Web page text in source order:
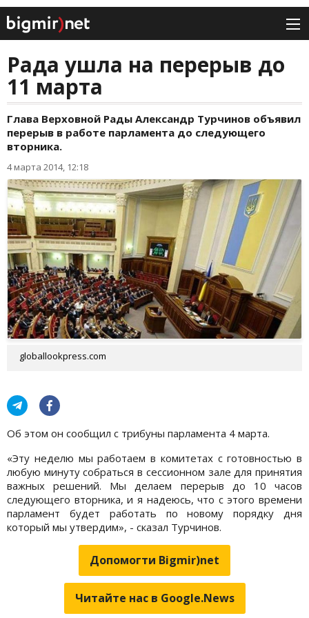
Рада ушла на перерыв до
11 марта
Глава Верховной Рады Александр Турчинов объявил
перерыв в работе парламента до следующего
вторника.
4 марта 2014, 12:18
globallookpress.com
Об этом он сообщил с трибуны парламента 4 марта.
«Эту неделю мы работаем в комитетах с готовностью в
любую минуту собраться в сессионном зале для принятия
важных решений. Мы делаем перерыв до 10 часов
следующего вторника, и я надеюсь, что с этого времени
парламент будет работать по новому порядку дня
который мы утвердим», - сказал Турчинов.
Допомогти Bigmir)net
Читайте нас в Google.News